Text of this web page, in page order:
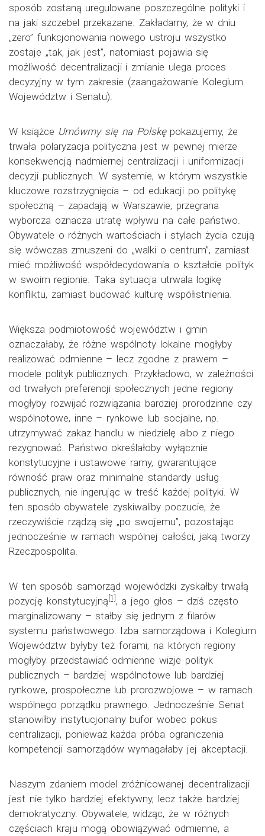
sposób zostaną uregulowane poszczególne polityki i
na jaki szczebel przekazane. Zakładamy, że w dniu
„zero” funkcjonowania nowego ustroju wszystko
zostaje „tak, jak jest”, natomiast pojawia się
możliwość decentralizacji i zmianie ulega proces
decyzyjny w tym zakresie (zaangażowanie Kolegium
Województw i Senatu).
W książce Umówmy się na Polskę pokazujemy, że
trwała polaryzacja polityczna jest w pewnej mierze
konsekwencją nadmiernej centralizacji i uniformizacji
decyzji publicznych. W systemie, w którym wszystkie
kluczowe rozstrzygnięcia – od edukacji po politykę
społeczną – zapadają w Warszawie, przegrana
wyborcza oznacza utratę wpływu na całe państwo.
Obywatele o różnych wartościach i stylach życia czują
się wówczas zmuszeni do „walki o centrum”, zamiast
mieć możliwość współdecydowania o kształcie polityk
w swoim regionie. Taka sytuacja utrwala logikę
konfliktu, zamiast budować kulturę współistnienia.
Większa podmiotowość województw i gmin
oznaczałaby, że różne wspólnoty lokalne mogłyby
realizować odmienne – lecz zgodne z prawem –
modele polityk publicznych. Przykładowo, w zależności
od trwałych preferencji społecznych jedne regiony
mogłyby rozwijać rozwiązania bardziej prorodzinne czy
wspólnotowe, inne – rynkowe lub socjalne, np.
utrzymywać zakaz handlu w niedzielę albo z niego
rezygnować. Państwo określałoby wyłącznie
konstytucyjne i ustawowe ramy, gwarantujące
równość praw oraz minimalne standardy usług
publicznych, nie ingerując w treść każdej polityki. W
ten sposób obywatele zyskiwaliby poczucie, że
rzeczywiście rządzą się „po swojemu”, pozostając
jednocześnie w ramach wspólnej całości, jaką tworzy
Rzeczpospolita.
W ten sposób samorząd wojewódzki zyskałby trwałą
pozycję konstytucyjną [1] , a jego głos – dziś często
marginalizowany – stałby się jednym z filarów
systemu państwowego. Izba samorządowa i Kolegium
Województw byłyby też forami, na których regiony
mogłyby przedstawiać odmienne wizje polityk
publicznych – bardziej wspólnotowe lub bardziej
rynkowe, prospołeczne lub prorozwojowe – w ramach
wspólnego porządku prawnego. Jednocześnie Senat
stanowiłby instytucjonalny bufor wobec pokus
centralizacji, ponieważ każda próba ograniczenia
kompetencji samorządów wymagałaby jej akceptacji.
Naszym zdaniem model zróżnicowanej decentralizacji
jest nie tylko bardziej efektywny, lecz także bardziej
demokratyczny. Obywatele, widząc, że w różnych
częściach kraju mogą obowiązywać odmienne, a